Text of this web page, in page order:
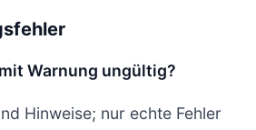
Warnung ungültig?
Hinweise; nur echte Fehler